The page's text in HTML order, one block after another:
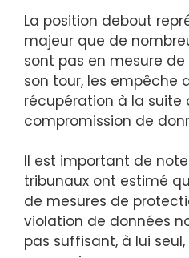
La position debout
majeur que de
sont pas en mesure
son tour, les empêche
récupération à la suite
compromission de
Il est important de
tribunaux ont estimé
de mesures de
violation de données
pas suffisant, à lui